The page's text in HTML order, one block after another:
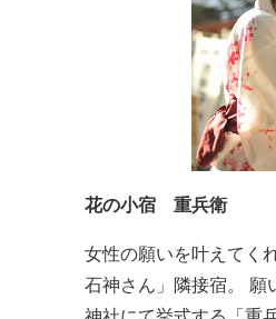
花の小宿 重兵衛
女性の願いを叶えてく
石神さん」隣接宿。 願